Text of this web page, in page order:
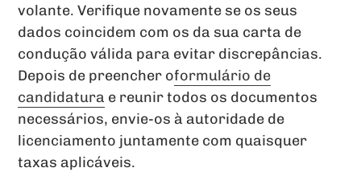
volante. Verifique novamente se os seus
dados coincidem com os da sua carta de
condução válida para evitar discrepâncias.
Depois de preencher oformulário de
candidatura e reunir todos os documentos
necessários, envie-os à autoridade de
licenciamento juntamente com quaisquer
taxas aplicáveis.